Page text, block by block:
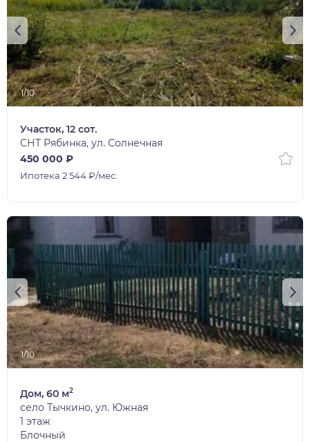
1/10
Участок, 12 сот.
СНТ Рябинка, ул. Солнечная
450 000 ₽
Ипотека 2 544 ₽/мес.
1/10
Дом, 60 м2
село Тычкино, ул. Южная
1 этаж
Блочный